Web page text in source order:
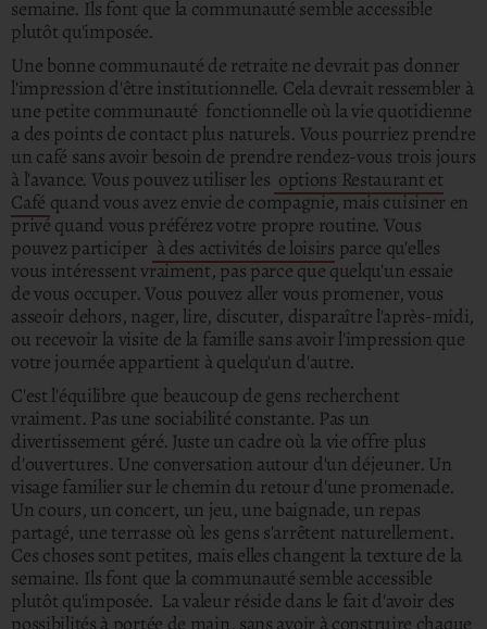
semaine. Ils font que la communauté semble accessible
plutôt qu'imposée.
Une bonne communauté de retraite ne devrait pas donner
l'impression d'être institutionnelle. Cela devrait ressembler à
une petite communauté fonctionnelle où la vie quotidienne
a des points de contact plus naturels. Vous pourriez prendre
un café sans avoir besoin de prendre rendez-vous trois jours
à l'avance. Vous pouvez utiliser les options Restaurant et
Café quand vous avez envie de compagnie, mais cuisiner en
privé quand vous préférez votre propre routine. Vous
pouvez participer à des activités de loisirs parce qu'elles
vous intéressent vraiment, pas parce que quelqu'un essaie
de vous occuper. Vous pouvez aller vous promener, vous
asseoir dehors, nager, lire, discuter, disparaître l'après-midi,
ou recevoir la visite de la famille sans avoir l'impression que
votre journée appartient à quelqu'un d'autre.
C'est l'équilibre que beaucoup de gens recherchent
vraiment. Pas une sociabilité constante. Pas un
divertissement géré. Juste un cadre où la vie offre plus
d'ouvertures. Une conversation autour d'un déjeuner. Un
visage familier sur le chemin du retour d'une promenade.
Un cours, un concert, un jeu, une baignade, un repas
partagé, une terrasse où les gens s'arrêtent naturellement.
Ces choses sont petites, mais elles changent la texture de la
semaine. Ils font que la communauté semble accessible
plutôt qu'imposée. La valeur réside dans le fait d'avoir des
possibilités à portée de main, sans avoir à construire chaque